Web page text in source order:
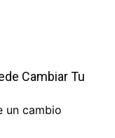
Cambiar Tu
un cambio